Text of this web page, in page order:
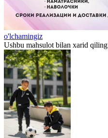
o'lchamingiz
Ushbu mahsulot bilan xarid qiling